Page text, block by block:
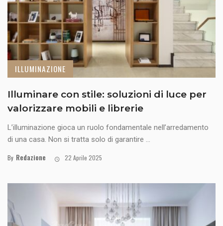
ILLUMINAZIONE
Illuminare con stile: soluzioni di luce per
valorizzare mobili e librerie
L’illuminazione gioca un ruolo fondamentale nell’arredamento
di una casa. Non si tratta solo di garantire ...
By Redazione 22 Aprile 2025